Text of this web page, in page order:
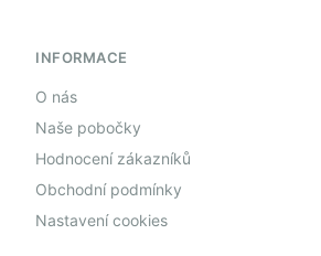
INFORMACE
O nás
Naše pobočky
Hodnocení zákazníků
Obchodní podmínky
Nastavení cookies